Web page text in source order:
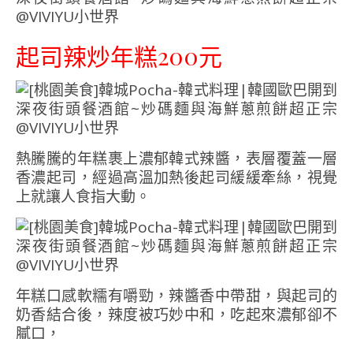
起司辣炒年糕200元
熱騰騰的年糕裹上濃郁韓式辣醬，表層覆蓋一層
香濃起司，經過高溫加熱後起司緩緩牽絲，視覺
上就讓人食指大動。
年糕口感軟糯有嚼勁，辣醬香中帶甜，與起司的
奶香結合後，辣度被巧妙中和，吃起來濃郁卻不
膩口，